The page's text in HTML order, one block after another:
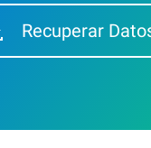
Recuperar